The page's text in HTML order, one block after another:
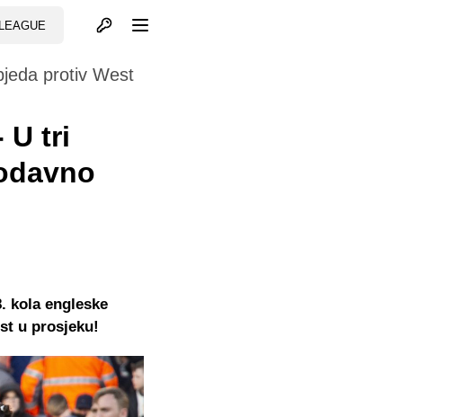
Otvori profil
protiv West
U tri
kola engleske
u prosjeku!